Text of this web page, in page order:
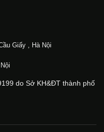
Giấy , Hà Nội
do Sở KH&ĐT thành phố